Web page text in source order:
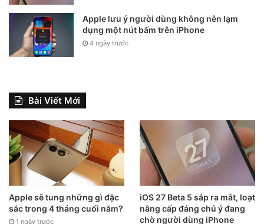
Kết quả bài test hiệu năng với phần mềm GeekBench 5 trên
iPhone 12 Pro Max.
GeekBench 5: 1.605 điểm đơn nhân và 4.156 điểm đa
Apple lưu ý người dùng không nên lạm
dụng một nút bấm trên iPhone
4 ngày trước
Bài Viết Mới
Apple sẽ tung những gì đặc
sắc trong 4 tháng cuối năm?
1 ngày trước
iOS 27 Beta 5 sắp ra mắt, loạt
nâng cấp đáng chú ý đang
chờ người dùng iPhone